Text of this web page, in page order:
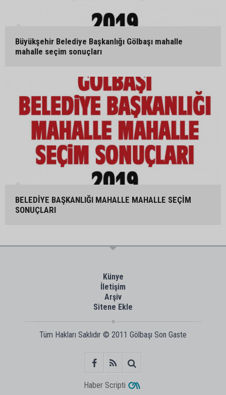
Büyükşehir Belediye Başkanlığı Gölbaşı mahalle
mahalle seçim sonuçları
BELEDİYE BAŞKANLIĞI MAHALLE MAHALLE SEÇİM
SONUÇLARI
Künye
İletişim
Arşiv
Sitene Ekle
Tüm Hakları Saklıdır © 2011 Gölbaşı Son Gaste
Haber Scripti